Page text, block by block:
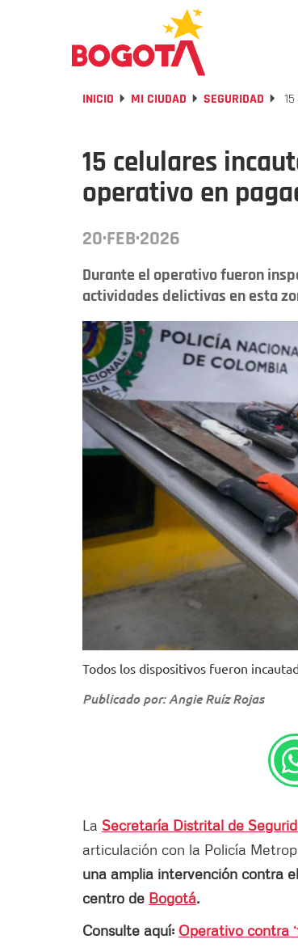
INICIO MI CIUDAD SEGURIDAD
15 celulares
operativo en
20·FEB·2026
Durante el operativo fueron
actividades delictivas en esta
Todos los dispositivos fueron
Publicado por: Angie Ruíz Rojas
La Secretaría Distrital de
articulación con la Policía
una amplia intervención contra
centro de Bogotá.
Consulte aquí: Operativo contra